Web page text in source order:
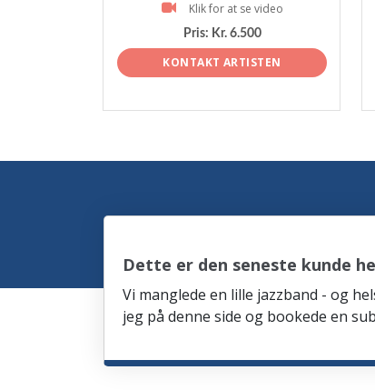
Klik for at se video
Pris: Kr. 6.500
KONTAKT ARTISTEN
Dette er den seneste kunde
Vi manglede en lille jazzband - og
jeg på denne side og bookede en